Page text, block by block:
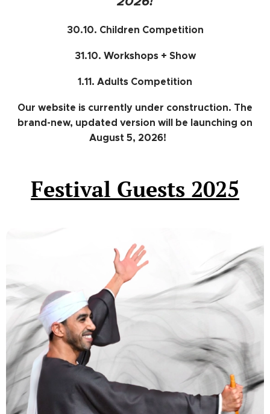
30.10. Children Competition
31.10. Workshops + Show
1.11. Adults Competition
Our website is currently under construction. The
brand-new, updated version will be launching on
August 5, 2026! ♥
Festival Guests 2025